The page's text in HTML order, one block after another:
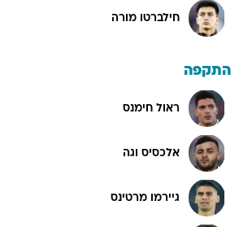
חילברטו מורה
התקפה
ראול חימנס
אלכסיס וגה
גיירמו מרטינס